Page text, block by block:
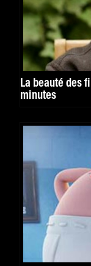
La beauté des
minutes